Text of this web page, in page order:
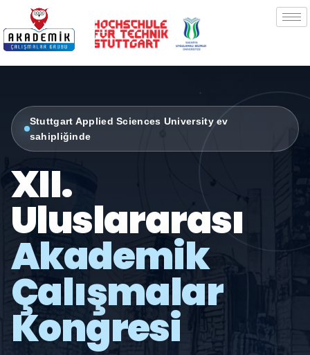
Stuttgart Applied Sciences University ev
sahipliğinde
XII.
Uluslararası
Akademik
Çalışmalar
Kongresi